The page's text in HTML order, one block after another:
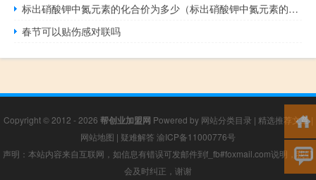
标出硝酸钾中氮元素的化合价为多少（标出硝酸钾中氮元素的化合价）
春节可以贴伤感对联吗
Copyright © 2012 - 2026 帮创业加盟网 Powered by 网站分类目录 | 精选推荐文章|
网站地图 | 疑难解答 渝ICP备11000776号
声明：本站内容来自互联网，如信息有错误可发邮件到f_fb#foxmail.com说明，我们
会及时纠正，谢谢